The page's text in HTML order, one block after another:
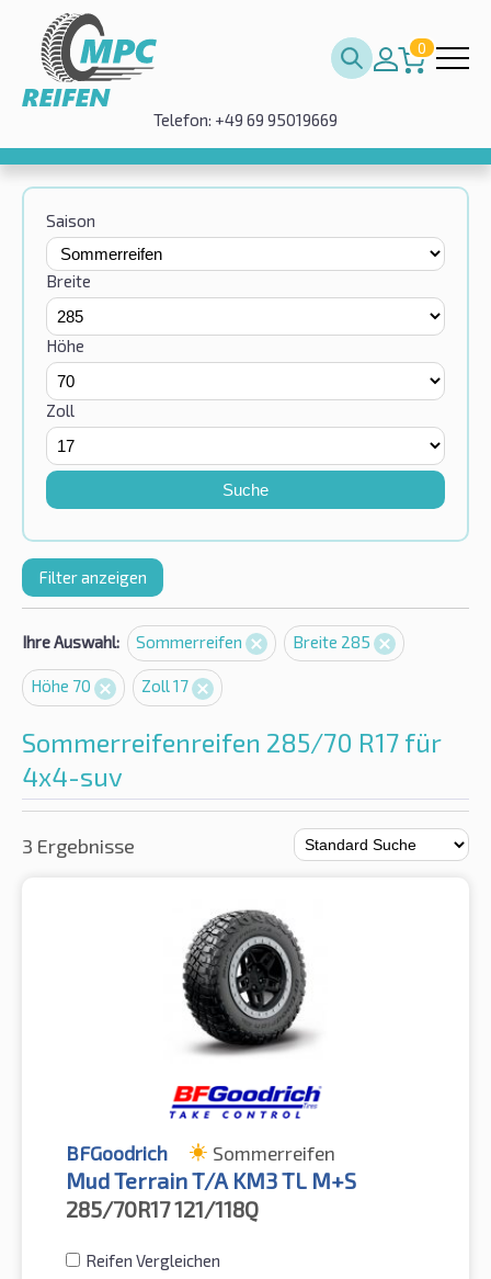
0
Telefon: +49 69 95019669
Saison
Breite
Höhe
Zoll
Suche
Filter anzeigen
Ihre Auswahl: Sommerreifen Breite 285
Höhe 70 Zoll 17
Sommerreifenreifen 285/70 R17 für
4x4-suv
3 Ergebnisse
BFGoodrich Sommerreifen
Mud Terrain T/A KM3 TL M+S
285/70R17121/118Q
Reifen Vergleichen